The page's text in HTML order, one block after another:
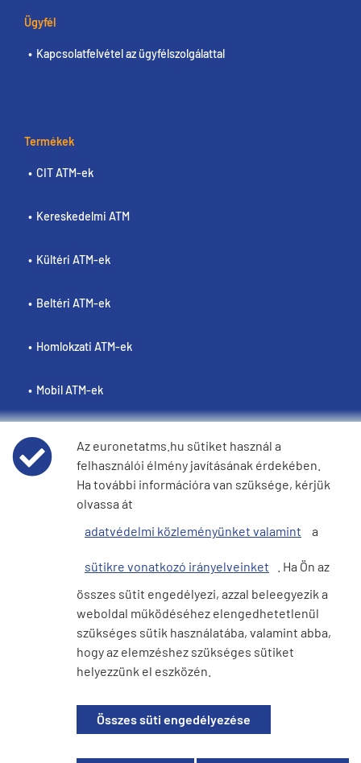
Ügyfél
Kapcsolatfelvétel az ügyfélszolgálattal
Termékek
CIT ATM-ek
Kereskedelmi ATM
Kültéri ATM-ek
Beltéri ATM-ek
Homlokzati ATM-ek
Mobil ATM-ek
Policies
Weboldal felhasználási feltételei
Cookie szabályzat
Befektetői oldal
© 2026 Euronet Banktechnikai Szolgáltató Kft.. Minden jog fenntartva.
székhely: Alkotás utca 50, Alkotás Point, 1123, Budapest, Magyarország.
Az euronetatms.hu sütiket használ a
felhasználói élmény javításának érdekében.
Ha további információra van szüksége, kérjük
olvassa át
adatvédelmi közleményünket valamint
a
sütikre vonatkozó irányelveinket
. Ha Ön az
összes sütit engedélyezi, azzal beleegyezik a
weboldal működéséhez elengedhetetlenül
szükséges sütik használatába, valamint abba,
hogy az elemzéshez szükséges sütiket
helyezzünk el eszközén.
Összes süti engedélyezése